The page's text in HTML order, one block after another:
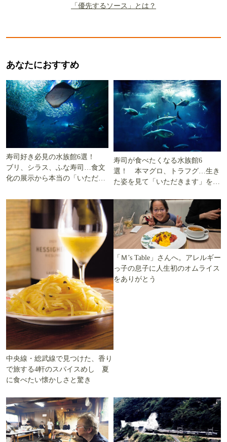
「優先するソース」とは？
あなたにおすすめ
寿司好き必見の水族館6選！
ブリ、シラス、ふな寿司…食文
化の展示から本当の「いただき
寿司が食べたくなる水族館6
選！ 本マグロ、トラフグ…生き
た姿を見て「いただきます」を考
中央線・総武線で見つけた、香り
で旅する4軒のスパイスめし 夏
に食べたい懐かしさと驚き
「Ｍ’s Table」さんへ。アレルギー
っ子の息子に人生初のオムライス
をありがとう